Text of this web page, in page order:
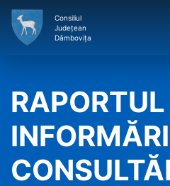
Consiliul
Județean
Dâmbovița
RAPORTUL